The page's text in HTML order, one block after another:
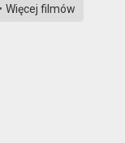
Więcej filmów